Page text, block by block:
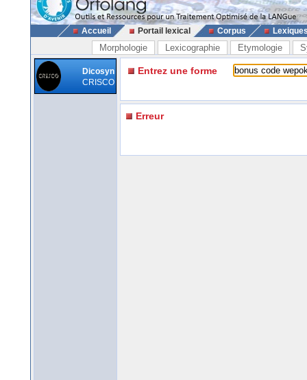
Accueil Portail lexical Corpus
Morphologie Lexicographie Etymologie
Dicosyn
CRISCO
Entrez une forme
Erreur